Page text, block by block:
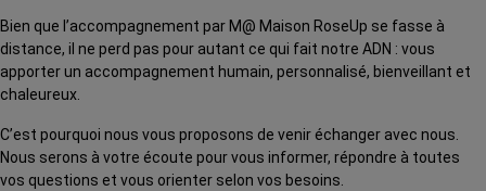
Bien que l’accompagnement par M@ Maison RoseUp se fasse à
distance, il ne perd pas pour autant ce qui fait notre ADN : vous
apporter un accompagnement humain, personnalisé, bienveillant et
chaleureux.
C’est pourquoi nous vous proposons de venir échanger avec nous.
Nous serons à votre écoute pour vous informer, répondre à toutes
vos questions et vous orienter selon vos besoins.